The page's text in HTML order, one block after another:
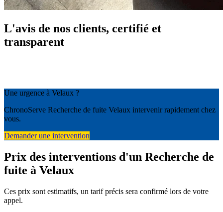
L'avis de nos clients, certifié et
transparent
Une urgence à Velaux ?
ChronoServe Recherche de fuite Velaux intervenir rapidement chez
vous.
Demander une intervention
Prix des interventions d'un Recherche de
fuite à Velaux
Ces prix sont estimatifs, un tarif précis sera confirmé lors de votre
appel.